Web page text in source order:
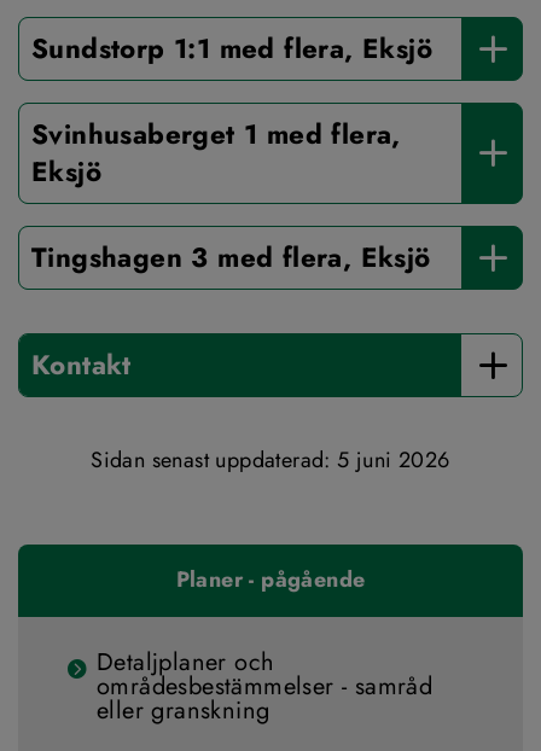
Sundstorp 1:1 med flera, Eksjö
Svinhusaberget 1 med flera,
Eksjö
Tingshagen 3 med flera, Eksjö
Kontakt
Sidan senast uppdaterad: 5 juni 2026
Planer - pågående
Detaljplaner och
områdesbestämmelser - samråd
eller granskning